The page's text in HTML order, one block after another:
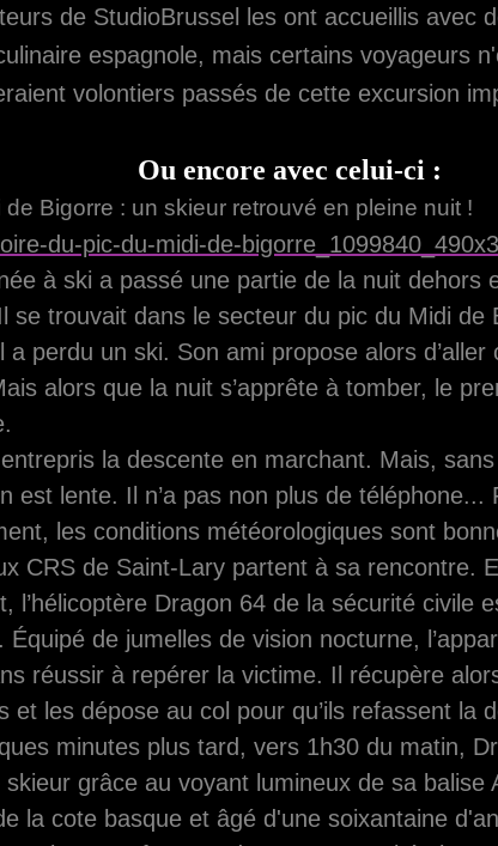
de StudioBrussel les ont accueillis avec
espagnole, mais certains voyageurs
volontiers passés de cette excursion
Ou encore avec celui-ci :
de Bigorre : un skieur retrouvé en pleine nuit !
à ski a passé une partie de la nuit dehors
se trouvait dans le secteur du pic du Midi de
a perdu un ski. Son ami propose alors d’aller
alors que la nuit s’apprête à tomber, le
la descente en marchant. Mais,
est lente. Il n’a pas non plus de téléphone...
les conditions météorologiques sont
CRS de Saint-Lary partent à sa rencontre.
l’hélicoptère Dragon 64 de la sécurité civile
Équipé de jumelles de vision nocturne,
réussir à repérer la victime. Il récupère
et les dépose au col pour qu’ils refassent la
minutes plus tard, vers 1h30 du matin,
skieur grâce au voyant lumineux de sa
la cote basque et âgé d'une soixantaine